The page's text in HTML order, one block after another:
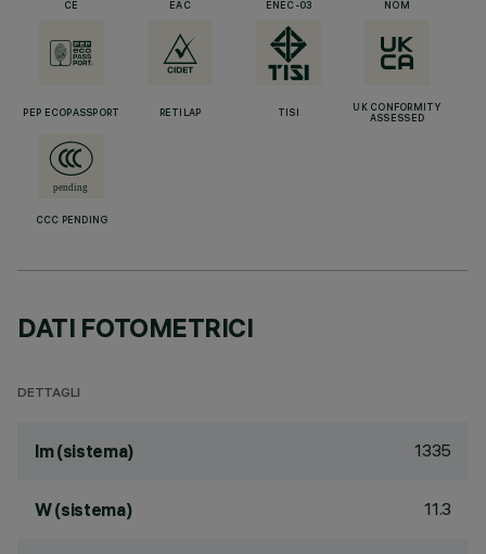
CE EAC ENEC-03 NOM
PEP ECOPASSPORT RETILAP TISI
UK CONFORMITY
ASSESSED
CCC PENDING
DATI FOTOMETRICI
DETTAGLI
lm (sistema) 1335
W (sistema) 11.3